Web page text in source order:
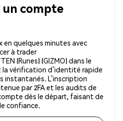
un compte
en quelques minutes avec
à trader
(Runes) (GIZMO) dans le
vérification d’identité rapide
instantanés. L’inscription
par 2FA et les audits de
dès le départ, faisant de
confiance.